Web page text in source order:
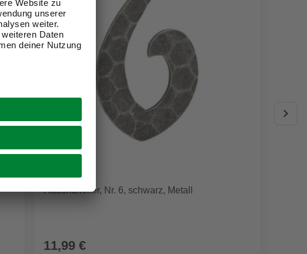
ANSAPRO
Hausnummer, Nr. 6, schwarz, Metall
11,99 €